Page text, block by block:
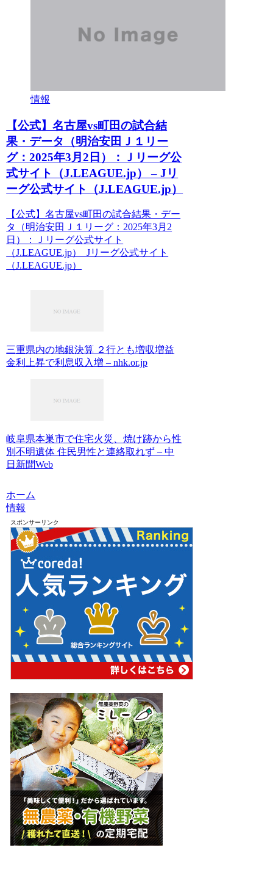
情報
【公式】名古屋vs町田の試合結
果・データ（明治安田Ｊ１リー
グ：2025年3月2日）：Ｊリーグ公
式サイト（J.LEAGUE.jp） – Jリ
ーグ公式サイト（J.LEAGUE.jp）
【公式】名古屋vs町田の試合結果・デー
タ（明治安田Ｊ１リーグ：2025年3月2
日）：Ｊリーグ公式サイト
（J.LEAGUE.jp） Jリーグ公式サイト
（J.LEAGUE.jp）
三重県内の地銀決算 ２行とも増収増益
金利上昇で利息収入増 – nhk.or.jp
岐阜県本巣市で住宅火災、焼け跡から性
別不明遺体 住民男性と連絡取れず – 中
日新聞Web
ホーム
情報
スポンサーリンク